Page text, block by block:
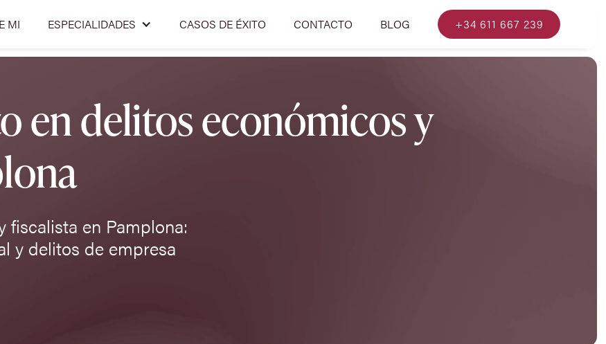
MI ESPECIALIDADES CASOS DE ÉXITO CONTACTO BLOG +34 611 667 239
en delitos económicos y
fiscalista en Pamplona:
y delitos de empresa